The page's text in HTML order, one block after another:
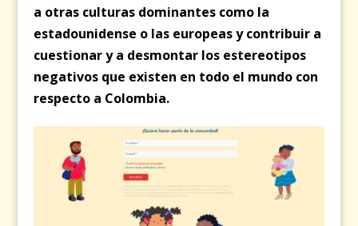
a otras culturas dominantes como la
estadounidense o las europeas y contribuir a
cuestionar y a desmontar los estereotipos
negativos que existen en todo el mundo con
respecto a Colombia.